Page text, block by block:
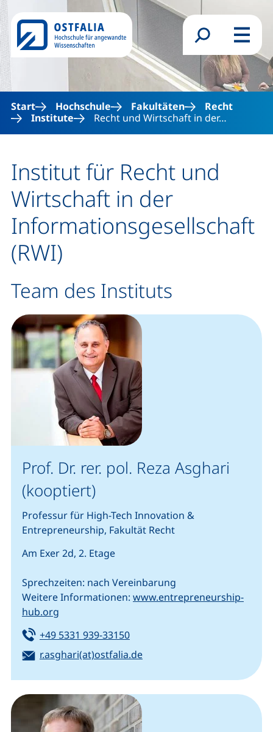
Direkt zum Inhalt
Suchformular
Menü
Start Hochschule Fakultäten
Recht
Institute
Recht und Wirtschaft in der…
Institut für Recht und
Wirtschaft in der
Informationsgesellschaft
(RWI)
Team des Instituts
Prof. Dr. rer. pol. Reza Asghari
(kooptiert)
Professur für High-Tech Innovation &
Entrepreneurship, Fakultät Recht
Am Exer 2d, 2. Etage
Sprechzeiten: nach Vereinbarung
Weitere Informationen: www.entrepreneurship-
hub.org
Tel:
+49 5331 939-33150(startet einen Telefonanruf,
E-Mail:
r.asghari(at)ostfalia.de(öffnet Ihr E-Mail-